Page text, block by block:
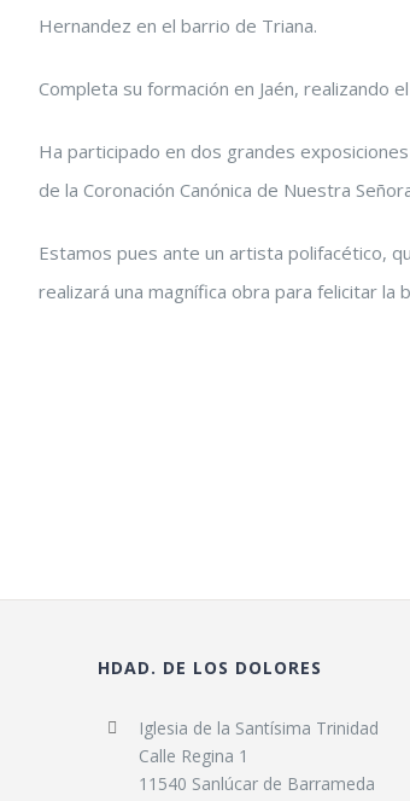
Hernandez en el barrio de Triana.
Completa su formación en Jaén, realizando
Ha participado en dos grandes
de la Coronación Canónica de Nuestra
Estamos pues ante un artista polifacético,
realizará una magnífica obra para felicitar
HDAD. DE LOS DOLORES
Iglesia de la Santísima Trinidad
Calle Regina 1
11540 Sanlúcar de Barrameda